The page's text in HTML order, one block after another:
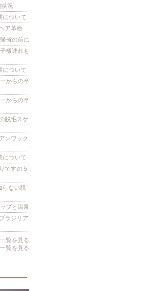
状況
について
ア革命
省の前に
様連れも
について
からの卒
からの卒
脱毛スケ
ンワック
について
ですの５
らない脱
プと温泉
ラジリア
一覧を見る
覧を見る